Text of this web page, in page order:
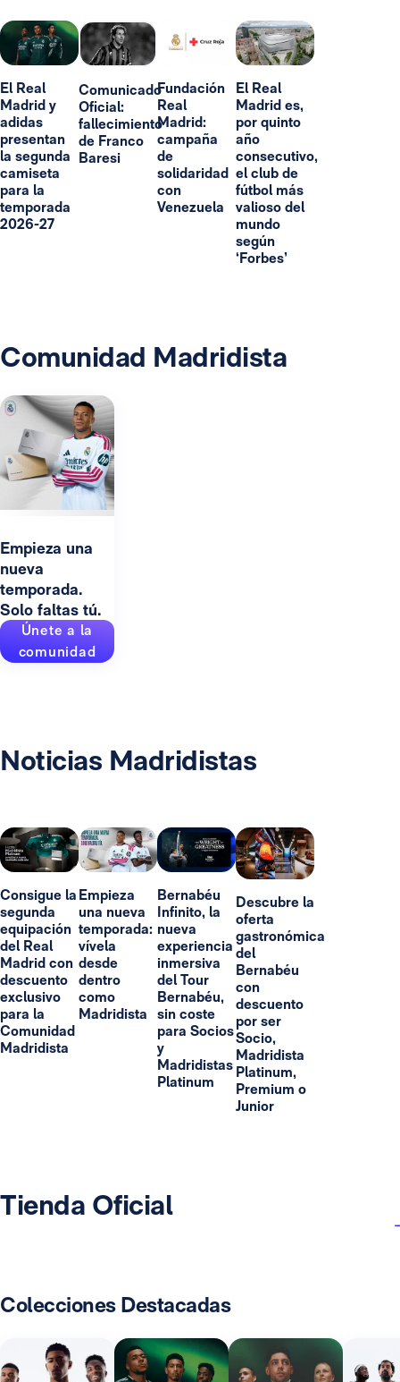
El Real
Madrid y
adidas
presentan
la segunda
camiseta
para la
temporada
2026-27
Comunicado
Oficial:
fallecimiento
de Franco
Baresi
Fundación
Real
Madrid:
campaña
de
solidaridad
con
Venezuela
El Real
Madrid es,
por quinto
año
consecutivo,
el club de
fútbol más
valioso del
mundo
según
‘Forbes’
Comunidad Madridista
Empieza una
nueva
temporada.
Solo faltas tú.
Únete a la
comunidad
Noticias Madridistas
Consigue la
segunda
equipación
del Real
Madrid con
descuento
exclusivo
para la
Comunidad
Madridista
Empieza
una nueva
temporada:
vívela
desde
dentro
como
Madridista
Bernabéu
Infinito, la
nueva
experiencia
inmersiva
del Tour
Bernabéu,
sin coste
para Socios
y
Madridistas
Platinum
Descubre la
oferta
gastronómica
del
Bernabéu
con
descuento
por ser
Socio,
Madridista
Platinum,
Premium o
Junior
Tienda Oficial
Colecciones Destacadas